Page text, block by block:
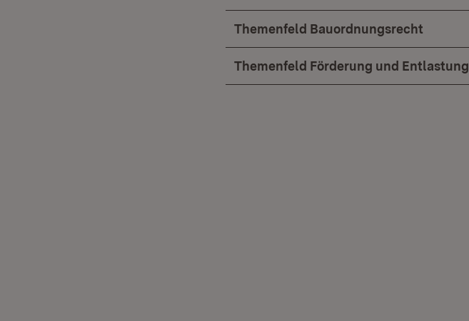
Themenfeld Bauordnungsrecht
Themenfeld Förderung und Entlastung